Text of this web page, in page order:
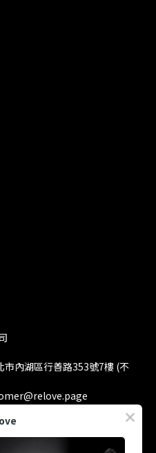
市內湖區行善路353號7樓 (不
10:30~18:30
pr@relove.page